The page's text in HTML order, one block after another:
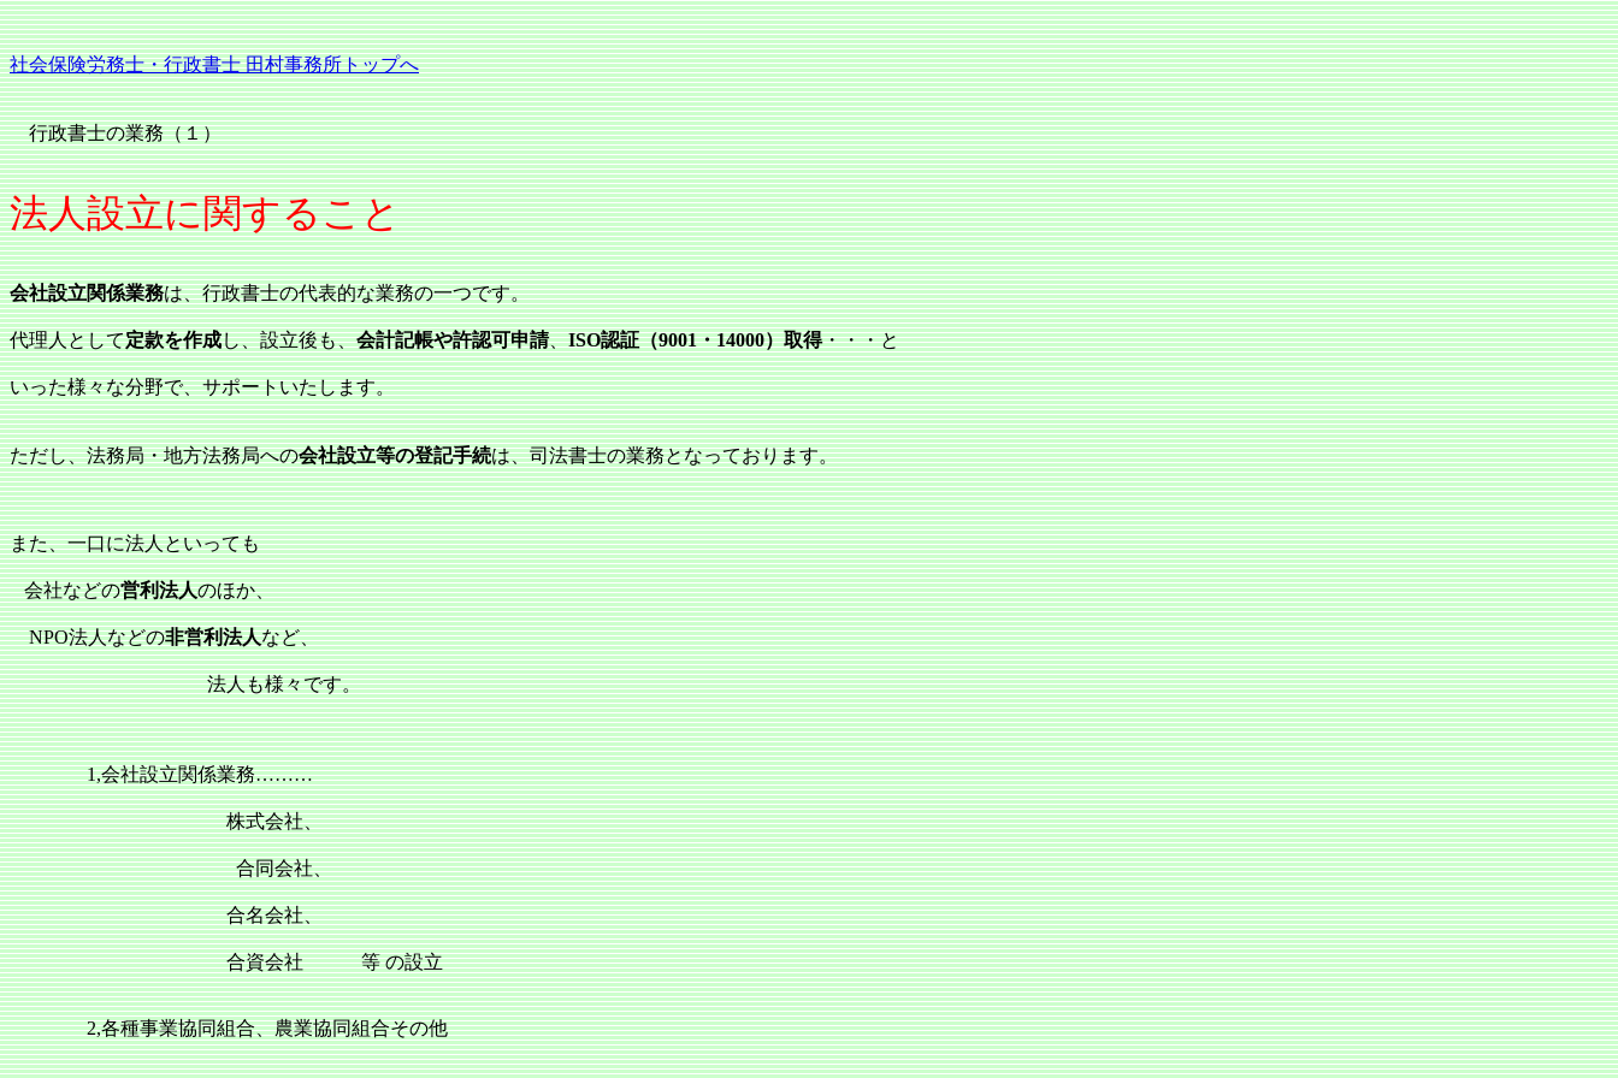
社会保険労務士・行政書士 田村事務所トップへ
行政書士の業務（１）
法人設立に関すること
会社設立関係業務は、行政書士の代表的な業務の一つです。
代理人として定款を作成し、設立後も、会計記帳や許認可申請、ISO認証（9001・14000）取得・・・と
いった様々な分野で、サポートいたします。
ただし、法務局・地方法務局への会社設立等の登記手続は、司法書士の業務となっております。
また、一口に法人といっても
会社などの営利法人のほか、
NPO法人などの非営利法人など、
法人も様々です。
1,会社設立関係業務………
株式会社、
合同会社、
合名会社、
合資会社 等 の設立
2,各種事業協同組合、農業協同組合その他